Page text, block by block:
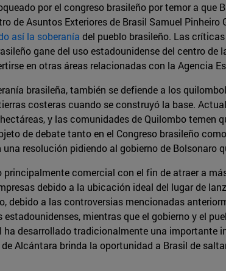
por el congreso brasileño por temor a que
de Asuntos Exteriores de Brasil Samuel Pinheiro
así la soberanía del pueblo brasileño. Las
gane del uso estadounidense del centro
en otras áreas relacionadas con la Agencia
brasileña, también se defiende a los
costeras cuando se construyó la base.
y las comunidades de Quilombo temen
de debate tanto en el Congreso brasileño
resolución pidiendo al gobierno de Bolsonaro
comercial con el fin de atraer a
debido a la ubicación ideal del lugar de
debido a las controversias mencionadas
mientras que el gobierno y el
desarrollado tradicionalmente una importante
Alcántara brinda la oportunidad a Brasil de